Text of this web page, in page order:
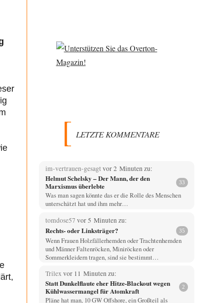
LETZTE KOMMENTARE
im-vertrauen-gesagtvor 2 Minuten zu:
Helmut Schelsky – Der Mann, der den
Marxismus überlebte
33
Was man sagen könnte das er die Rolle des Menschen
unterschätzt hat und ihm mehr…
tomdose57 vor 5 Minuten zu:
Rechts- oder Linksträger? 35
Wenn Frauen Holzfällerhemden oder Trachtenhemden
und Männer Faltenröcken, Miniröcken oder
Sommerkleidern tragen, sind sie bestimmt…
Trilex vor 11 Minuten zu:
Statt Dunkelflaute eher Hitze-Blackout wegen
Kühlwassermangel für Atomkraft
2
Pläne hat man, 10 GW Offshore, ein Großteil als